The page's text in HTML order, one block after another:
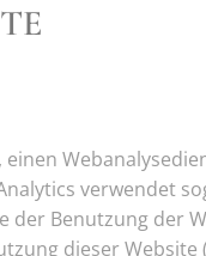
verwendet
der Benutzung der
dieser